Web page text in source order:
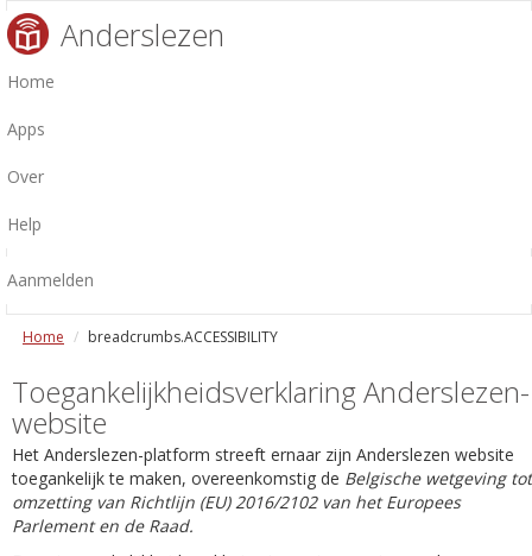
Anderslezen
Home
Apps
Over
Help
Aanmelden
Home breadcrumbs.ACCESSIBILITY
Toegankelijkheidsverklaring Anderslezen-
website
Het Anderslezen-platform streeft ernaar zijn Anderslezen website
toegankelijk te maken, overeenkomstig de Belgische wetgeving tot
omzetting van Richtlijn (EU) 2016/2102 van het Europees
Parlement en de Raad.